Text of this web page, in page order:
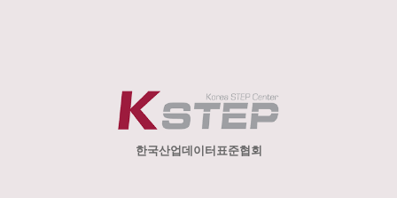
한국산업데이터표준협회